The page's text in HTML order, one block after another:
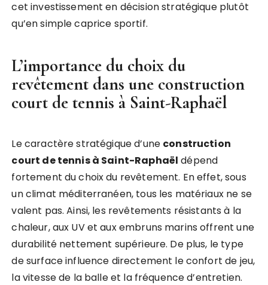
cet investissement en décision stratégique plutôt
qu’en simple caprice sportif.
L’importance du choix du
revêtement dans une construction
court de tennis à Saint-Raphaël
Le caractère stratégique d’une construction
court de tennis à Saint-Raphaël dépend
fortement du choix du revêtement. En effet, sous
un climat méditerranéen, tous les matériaux ne se
valent pas. Ainsi, les revêtements résistants à la
chaleur, aux UV et aux embruns marins offrent une
durabilité nettement supérieure. De plus, le type
de surface influence directement le confort de jeu,
la vitesse de la balle et la fréquence d’entretien.